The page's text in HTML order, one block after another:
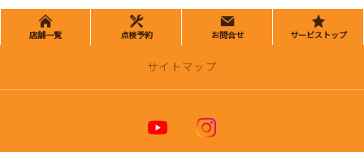
店舗一覧 点検予約 お問合せ サービストップ
サイトマップ
トヨタカローラ博多 公式ホームページ